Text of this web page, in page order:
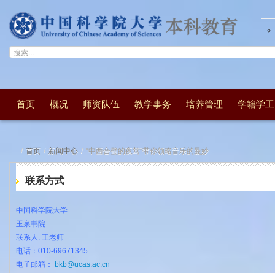
首页 概况 师资队伍 教学事务 培养管理 学籍学工
/ 首页 / 新闻中心 / “中西合璧的夜莺”带你领略音乐的曼妙
联系方式
中国科学院大学
玉泉书院
联系人: 王老师
电话：010-69671345
电子邮箱：
bkb@ucas.ac.cn